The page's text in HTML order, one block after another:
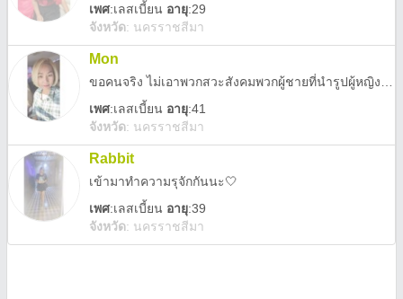
เพศ:เลสเบี้ยน อายุ:29
จังหวัด: นครราชสีมา
Mon
เพศ:เลสเบี้ยน อายุ:41
จังหวัด: นครราชสีมา
Rabbit
เข้ามาทำความรุจักกันนะ🤍
เพศ:เลสเบี้ยน อายุ:39
จังหวัด: นครราชสีมา